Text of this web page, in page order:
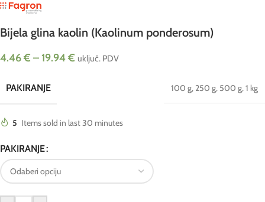
Bijela glina kaolin (Kaolinum ponderosum)
4.46€ –19.94€ uključ. PDV
PAKIRANJE 100 g, 250 g, 500 g,1 kg
5 Items sold in last 30 minutes
PAKIRANJE